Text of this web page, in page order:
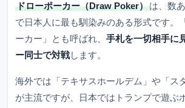
ドローポーカー（Draw Poker）は、数
で日本人に最も馴染みのある形式です。
ーカー」とも呼ばれ、 手札を一切相手に
ー同士で対戦します。
海外では「テキサスホールデム」や「ス
が主流ですが、日本ではトランプで遊ぶ